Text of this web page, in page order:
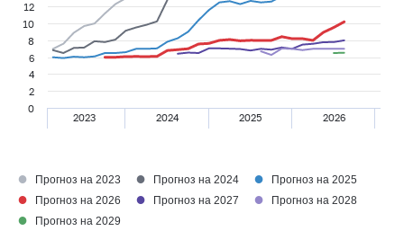
2023 2024 2025 2026
0
2
4
6
8
10
12
● Прогноз на 2023 ● Прогноз на 2024 ● Прогноз на 2025
● Прогноз на 2026 ● Прогноз на 2027 ● Прогноз на 2028
● Прогноз на 2029